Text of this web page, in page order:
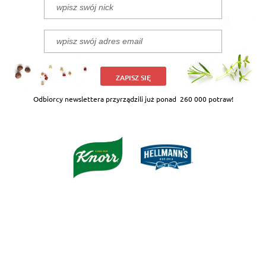
ZAPISZ SIĘ
Odbiorcy newslettera przyrządzili już ponad 260 000 potraw!